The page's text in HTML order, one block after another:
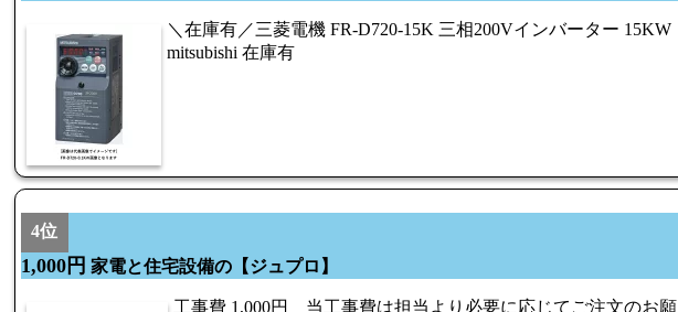
＼在庫有／三菱電機 FR-D720-15K 三相200Vインバーター 15KW
mitsubishi 在庫有
4位
1,000円 家電と住宅設備の【ジュプロ】
工事費 1,000円 当工事費は担当より必要に応じてご注文のお願